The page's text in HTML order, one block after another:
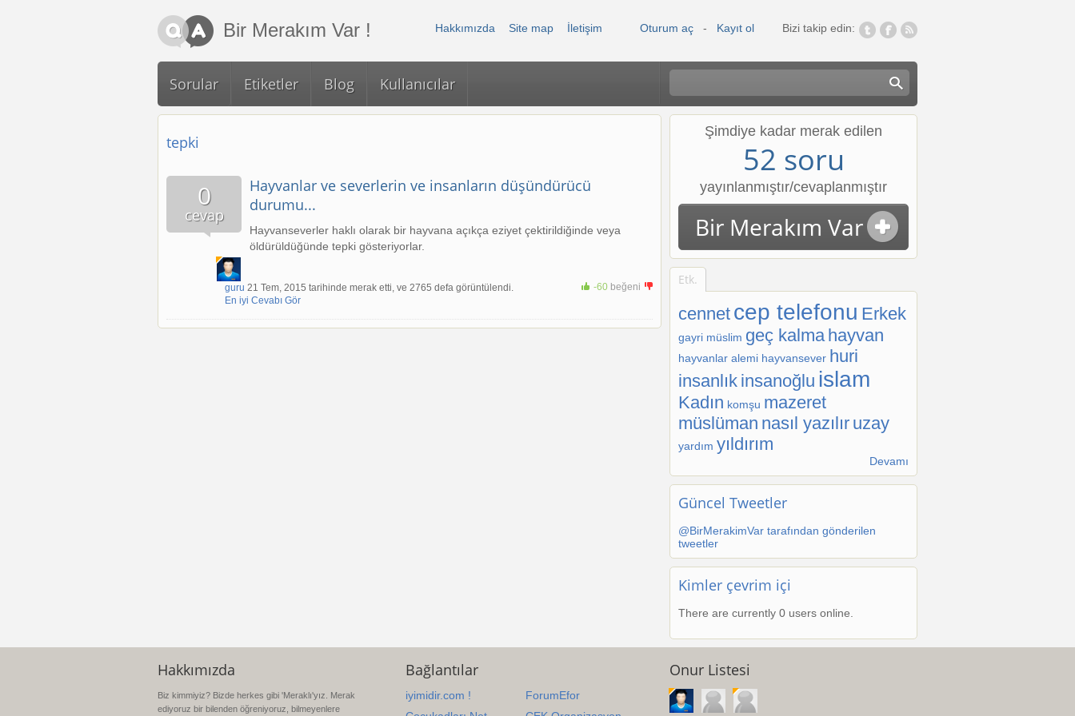
Bir Merakım Var ! Bizi takip edin:
Oturum aç - Kayıt ol
Hakkımızda Site map İletişim
Sorular Etiketler Blog Kullanıcılar
tepki
0
cevap
Hayvanlar ve severlerin ve insanların düşündürücü
durumu...
Hayvanseverler haklı olarak bir hayvana açıkça eziyet çektirildiğinde veya
öldürüldüğünde tepki gösteriyorlar.
-60 beğeni -1
guru 21 Tem, 2015 tarihinde merak etti, ve 2765 defa görüntülendi.
En iyi Cevabı Gör
Şimdiye kadar merak edilen
52 soru
yayınlanmıştır/cevaplanmıştır
Bir Merakım Var
Etk.
cennet cep telefonu Erkek
gayri müslim geç kalma hayvan
hayvanlar alemi hayvansever huri
insanlık insanoğlu islam
Kadın komşu mazeret
müslüman nasıl yazılır uzay
yardım yıldırım
Devamı
Güncel Tweetler
@BirMerakimVar tarafından gönderilen
tweetler
Kimler çevrim içi
There are currently 0 users online.
Hakkımızda
Biz kimmiyiz? Bizde herkes gibi 'Meraklı'yız. Merak
ediyoruz bir bilenden öğreniyoruz, bilmeyenlere
Bağlantılar
iyimidir.com !
ForumEfor
Onur Listesi